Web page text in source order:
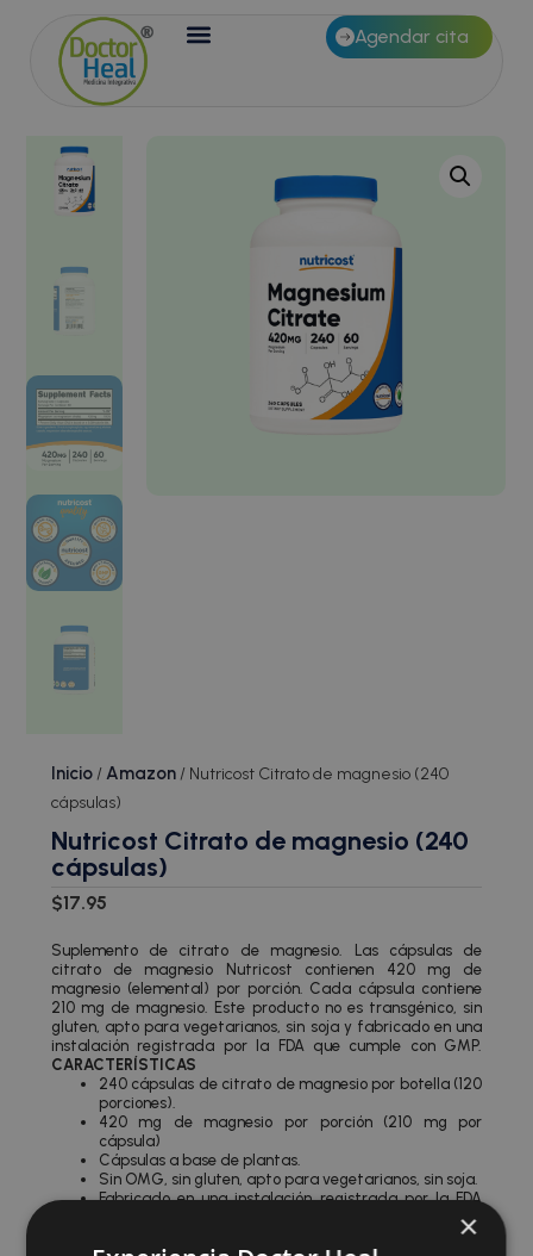
Agendar cita
Inicio/ Amazon/ Nutricost Citrato de magnesio (240
cápsulas)
Nutricost Citrato de magnesio (240
cápsulas)
$17.95
Suplemento de citrato de magnesio. Las cápsulas de
citrato de magnesio Nutricost contienen 420 mg de
magnesio (elemental) por porción. Cada cápsula contiene
210 mg de magnesio. Este producto no es transgénico, sin
gluten, apto para vegetarianos, sin soja y fabricado en una
instalación registrada por la FDA que cumple con GMP.
CARACTERÍSTICAS
240 cápsulas de citrato de magnesio por botella (120
porciones).
420 mg de magnesio por porción (210 mg por
cápsula)
Cápsulas a base de plantas.
Sin OMG, sin gluten, apto para vegetarianos, sin soja.
Fabricado en una instalación registrada por la FDA
×